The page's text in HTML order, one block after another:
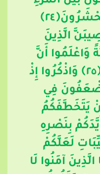
تُحْشَرُونَ﴿٢٤﴾
الَّذِينَ
وَاعْلَمُوا أَنَّ
٢٥﴾ وَاذْكُرُوا إِذْ
فِي
يَتَخَطَّفَكُمُ
بِنَصْرِهِ
لَعَلَّكُمْ
الَّذِينَ آمَنُوا لَا